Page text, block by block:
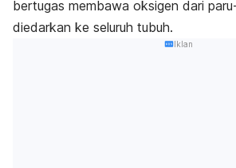
bertugas membawa oksigen dari
diedarkan ke seluruh tubuh.
Iklan